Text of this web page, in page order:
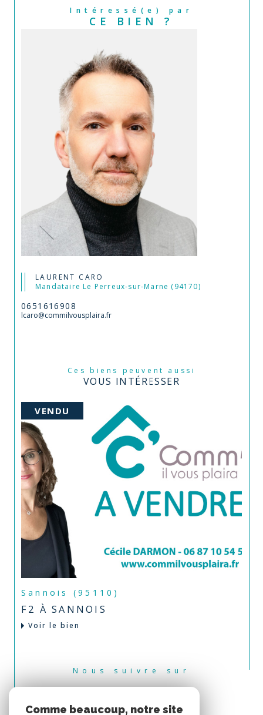
Intéressé(e) par
CE BIEN ?
LAURENT CARO
Mandataire Le Perreux-sur-Marne (94170)
0651616908
lcaro@commilvousplaira.fr
Ces biens peuvent aussi
VOUS INTÉRESSER
VENDU
Sannois (95110)
F2 À SANNOIS
Voir le bien
Nous suivre sur
Comme beaucoup, notre site